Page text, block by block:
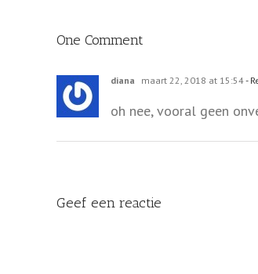
One Comment
diana maart 22, 2018 at 15:54-
oh nee, vooral geen
Geef een reactie